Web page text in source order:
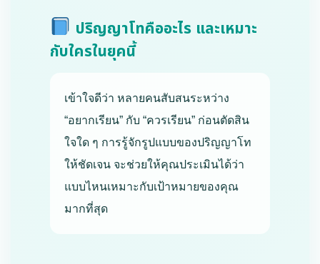
ปริญญาโทคืออะไร และเหมาะ
กับใครในยุคนี้
เข้าใจดีว่า หลายคนสับสนระหว่าง
“อยากเรียน” กับ “ควรเรียน” ก่อนตัดสิน
ใจใด ๆ การรู้จักรูปแบบของปริญญาโท
ให้ชัดเจน จะช่วยให้คุณประเมินได้ว่า
แบบไหนเหมาะกับเป้าหมายของคุณ
มากที่สุด